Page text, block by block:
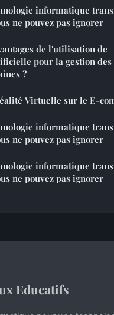
informatique
ne pouvez pas ignorer
de l'utilisation de
pour la gestion des
?
Virtuelle sur le E-
informatique
ne pouvez pas ignorer
informatique
ne pouvez pas ignorer
Educatifs